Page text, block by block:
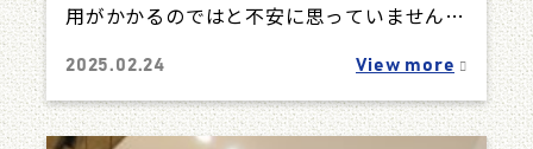
用がかかるのではと不安に思っていません
2025.02.24 View more